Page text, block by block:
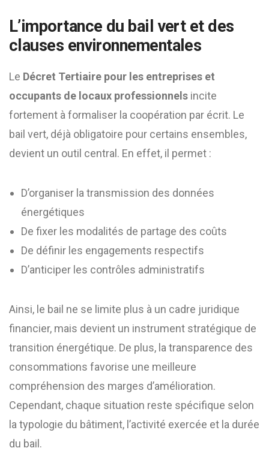
L’importance du bail vert et des
clauses environnementales
Le Décret Tertiaire pour les entreprises et
occupants de locaux professionnels incite
fortement à formaliser la coopération par écrit. Le
bail vert, déjà obligatoire pour certains ensembles,
devient un outil central. En effet, il permet :
D’organiser la transmission des données
énergétiques
De fixer les modalités de partage des coûts
De définir les engagements respectifs
D’anticiper les contrôles administratifs
Ainsi, le bail ne se limite plus à un cadre juridique
financier, mais devient un instrument stratégique de
transition énergétique. De plus, la transparence des
consommations favorise une meilleure
compréhension des marges d’amélioration.
Cependant, chaque situation reste spécifique selon
la typologie du bâtiment, l’activité exercée et la durée
du bail.